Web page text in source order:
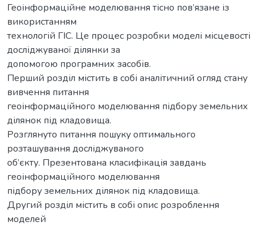
Геоінформаційне моделювання тісно пов’язане із
використанням
технологій ГІС. Це процес розробки моделі місцевості
досліджуваної ділянки за
допомогою програмних засобів.
Перший розділ містить в собі аналітичний огляд стану
вивчення питання
геоінформаційного моделювання підбору земельних
ділянок під кладовища.
Розглянуто питання пошуку оптимального
розташування досліджуваного
об’єкту. Презентована класифікація завдань
геоінформаційного моделювання
підбору земельних ділянок під кладовища.
Другий розділ містить в собі опис розроблення
моделей